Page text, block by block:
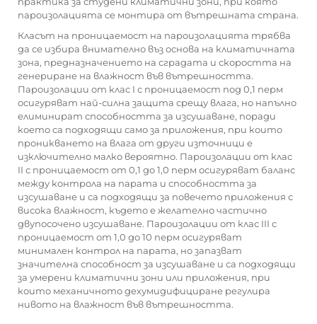
пароизолацията се монтира от вътрешната страна.
Класът на проницаемост на пароизолацията трябва
да се избира внимателно въз основа на климатичната
зона, предназначението на сградата и скоростта на
генериране на влажност във вътрешността.
Пароизолации от клас I с проницаемост под 0,1 перм
осигуряват най-силна защита срещу влага, но напълно
елиминират способността за изсушаване, поради
което са подходящи само за приложения, при които
проникването на влага от други източници е
изключително малко вероятно. Пароизолации от клас
II с проницаемост от 0,1 до 1,0 перм осигуряват баланс
между контрола на парата и способността за
изсушаване и са подходящи за повечето приложения с
висока влажност, където е желателно частично
двупосочено изсушаване. Пароизолации от клас III с
проницаемост от 1,0 до 10 перм осигуряват
минимален контрол на парата, но запазват
значителна способност за изсушаване и са подходящи
за умерени климатични зони или приложения, при
които механичното дехумидифициране регулира
нивото на влажност във вътрешността.